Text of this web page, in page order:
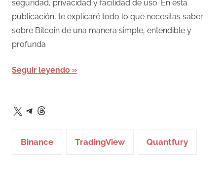
seguridad, privacidad y facilidad de uso. En esta
publicación, te explicaré todo lo que necesitas saber
sobre Bitcoin de una manera simple, entendible y
profunda
Seguir leyendo
X Telegram
Threads
Binance TradingView Quantfury